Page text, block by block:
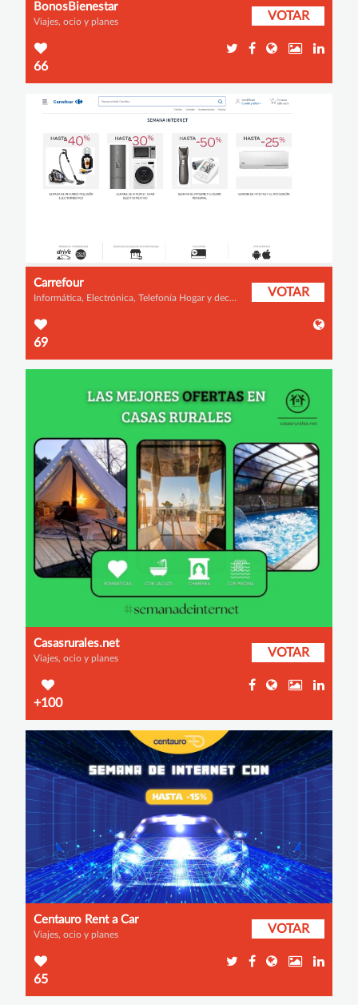
BonosBienestar
Viajes, ocio y planes VOTAR
66
Carrefour
Informática, Electrónica, Telefonía Hogar y decoración Fotografía y vídeo Relojes y joyería Viajes, ocio y planes VOTAR
69
Casasrurales.net
Viajes, ocio y planes VOTAR
+100
Centauro Rent a Car
Viajes, ocio y planes VOTAR
65